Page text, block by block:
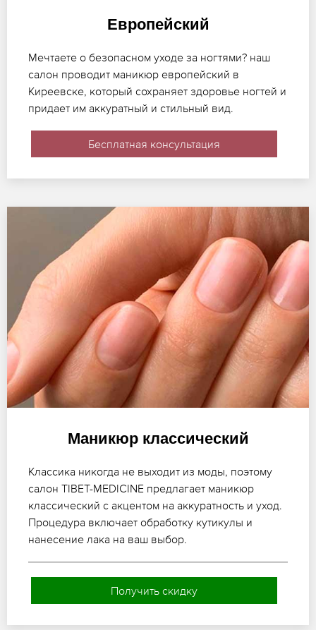
Европейский
Мечтаете о безопасном уходе за ногтями? наш
салон проводит маникюр европейский в
Киреевске, который сохраняет здоровье ногтей и
придает им аккуратный и стильный вид.
Бесплатная консультация
Маникюр классический
Классика никогда не выходит из моды, поэтому
салон TIBET-MEDICINE предлагает маникюр
классический с акцентом на аккуратность и уход.
Процедура включает обработку кутикулы и
нанесение лака на ваш выбор.
Получить скидку